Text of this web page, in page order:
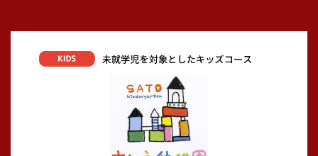
4年生の皆さん、全国大会3位おめでとう御座います😊
対戦して頂きましたチームの皆様、大会を運営して頂きました
関係者の皆様、大変ありがとうございました。